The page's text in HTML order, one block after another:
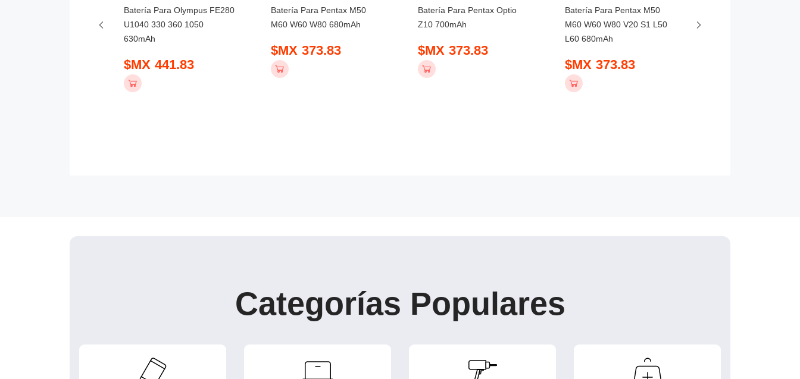
Batería Para Olympus FE280
U1040 330 360 1050
630mAh
$MX 441.83
Batería Para Pentax M50
M60 W60 W80 680mAh
$MX 373.83
Batería Para Pentax Optio
Z10 700mAh
$MX 373.83
Batería Para Pentax M50
M60 W60 W80 V20 S1 L50
L60 680mAh
$MX 373.83
Categorías Populares